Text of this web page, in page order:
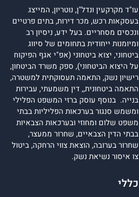
עו"ד מקרקעין ונדל"ן, נוטריון, המייצג
בעסקאות רכש, מכר דירות, בתים פרטיים
ונכסים מסחריים. בעל ידע, ניסיון רב
ומיומנות ייחודית בתחומים של סיווג
ביטחוני, יצוא ביטחוני (אפ"י אגף הפיקוח
על היצוא הביטחוני), ספק משרד הביטחון,
רישיון נשק, התאמה תעסוקתית למשטרה,
התאמה ביטחונית,, דין משמעתי, עבירות
בנייה. בנוסף עוסק ברזי המשפט הפלילי
ומשמש סנגור בערכאות הפליליות בבתי
משפט שלום ומחוזי ובערכאות הצבאיות
בבתי הדין הצבאיים, שחרור ממעצר,
שחרור בערובה, הוצאת צווי הרחקה, ביטול
צו איסור נשיאת נשק.
כללי